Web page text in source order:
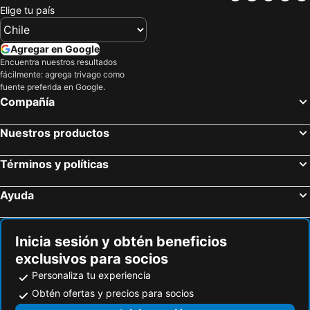
Concón, Región de Valparaíso Hoteles
Valdivia, Región de Los Ríos Hoteles
La Serena, Región de Coquimbo Hoteles
Pucón, Región de La Araucanía Hoteles
Elige tu país
Agregar en Google
Encuentra nuestros resultados
fácilmente: agrega trivago como
fuente preferida en Google.
Compañía
Nuestros productos
Términos y políticas
Ayuda
Inicia sesión y obtén beneficios
exclusivos para socios
Personaliza tu experiencia
Obtén ofertas y precios para socios